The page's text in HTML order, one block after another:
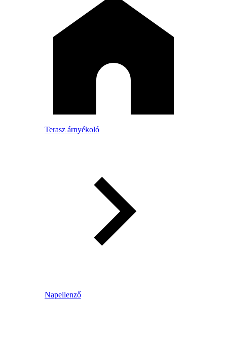
Terasz árnyékoló
Napellenző